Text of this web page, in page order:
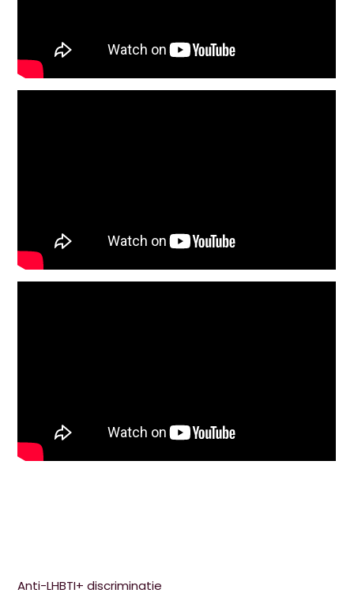
Anti-LHBTI+ discriminatie